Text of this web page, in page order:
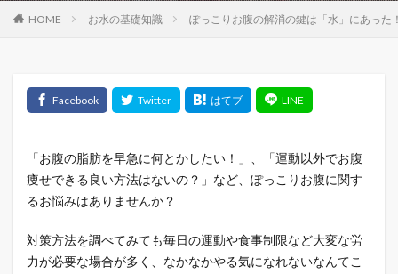
HOME お水の基礎知識 ぽっこりお腹の解消の鍵は「水」にあっ
「お腹の脂肪を早急に何とかしたい！」、「運動以外でお腹
痩せできる良い方法はないの？」など、ぽっこりお腹に関す
るお悩みはありませんか？
対策方法を調べてみても毎日の運動や食事制限など大変な労
力が必要な場合が多く、なかなかやる気になれないなんてこ